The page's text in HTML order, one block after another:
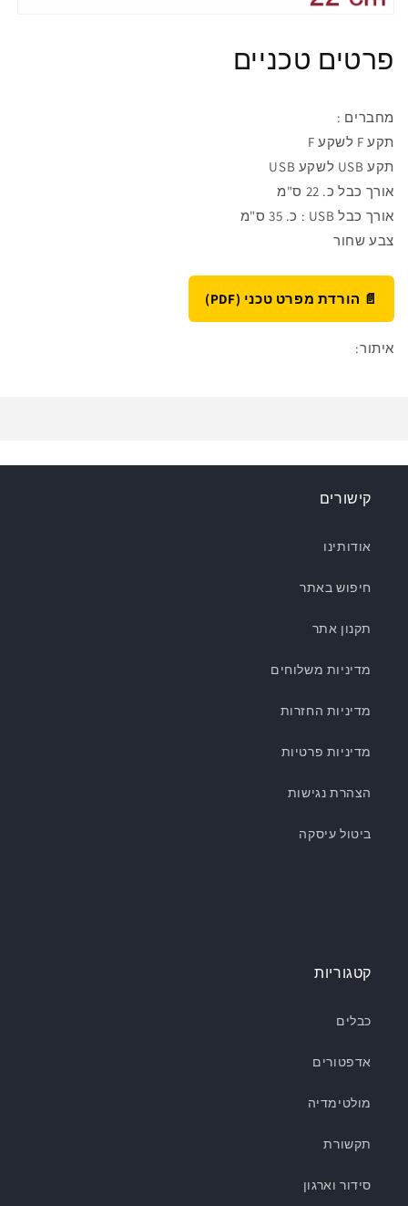
פרטים טכניים
מחברים :
תקע F לשקע F
תקע USB
לשקע USB
אורך כבל כ.
אורך כבל USB : כ. 35 ס"מ
צבע שחור
📄 הורדת מפרט טכני (PDF)
איתור:
קישורים
אודותינו
חיפוש באתר
תקנון אתר
מדיניות משלוחים
מדיניות החזרות
מדיניות פרטיות
הצהרת נגישות
ביטול עיסקה
קטגוריות
כבלים
אדפטורים
מולטימדיה
תקשורת
סידור וארגון